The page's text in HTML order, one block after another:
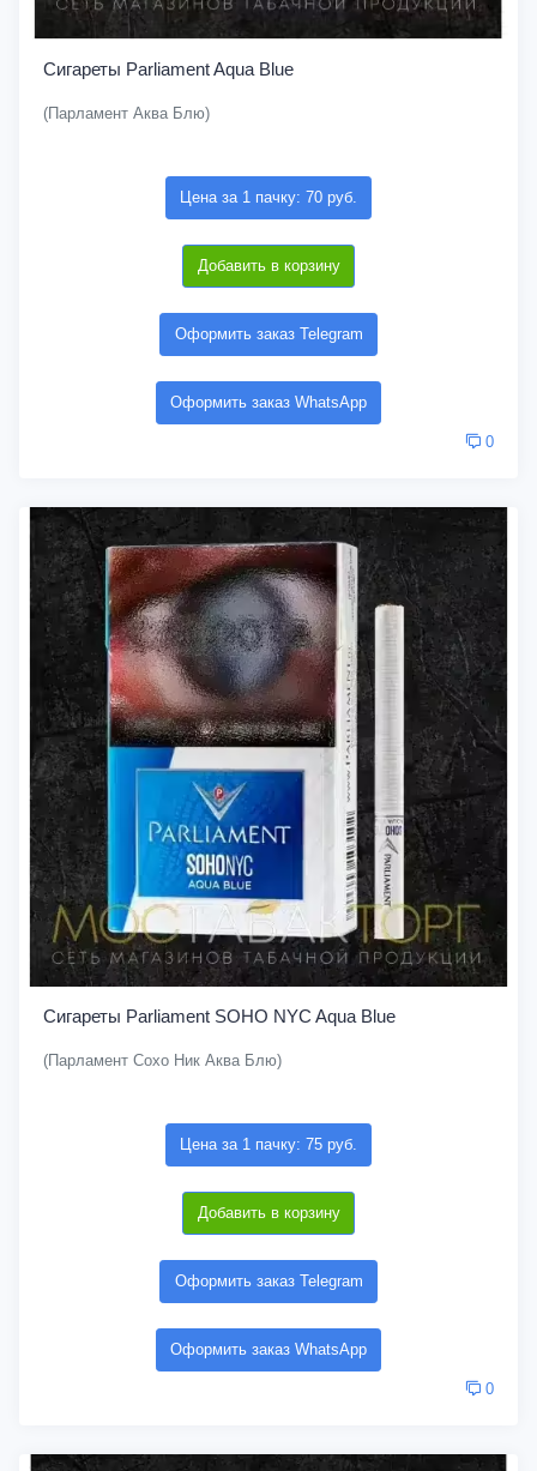
Сигареты Parliament Aqua Blue
(Парламент Аква Блю)
Цена за 1 пачку: 70 руб.
Добавить в корзину
Оформить заказ Telegram
Оформить заказ WhatsApp
0
Сигареты Parliament SOHO NYC Aqua Blue
(Парламент Сохо Ник Аква Блю)
Цена за 1 пачку: 75 руб.
Добавить в корзину
Оформить заказ Telegram
Оформить заказ WhatsApp
0